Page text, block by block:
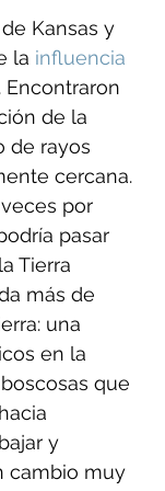
Kansas y
la influencia
. Encontraron
de la
de rayos
cercana.
por
pasar
Tierra
más de
una
en la
que
y
cambio muy